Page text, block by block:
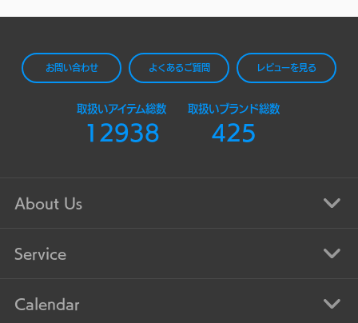
お問い合わせ よくあるご質問 レビューを見る
取扱いアイテム総数
12938
取扱いブランド総数
425
About Us
Service
Calendar